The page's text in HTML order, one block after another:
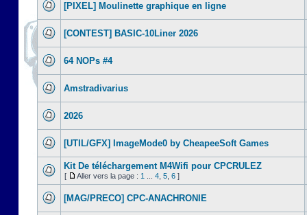
[PIXEL] Moulinette graphique en ligne
[CONTEST] BASIC-10Liner 2026
64 NOPs #4
Amstradivarius
2026
[UTIL/GFX] ImageMode0 by CheapeeSoft Games
Kit De téléchargement M4Wifi pour CPCRULEZ
[ Aller vers la page : 1 4 5 6 ]
[MAG/PRECO] CPC-ANACHRONIE